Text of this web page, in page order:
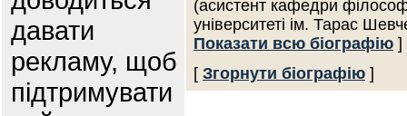
давати
рекламу, щоб
підтримувати
(асистент кафедри
університеті ім. Тарас
Показати всю біографію ]
[ Згорнути біографію ]